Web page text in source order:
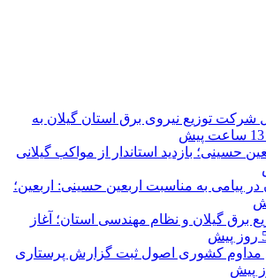
شركت توزیع نیروی برق استان گیلان به
13 ساعت پیش
حسینی؛ بازدید استاندار از مواکب گیلانی
در پیامی به مناسبت اربعین حسینی: اربعین؛
برق گیلان و نظام مهندسی استان؛ آغاز
مداوم کشوری اصول ثبت گزارش پرستاری